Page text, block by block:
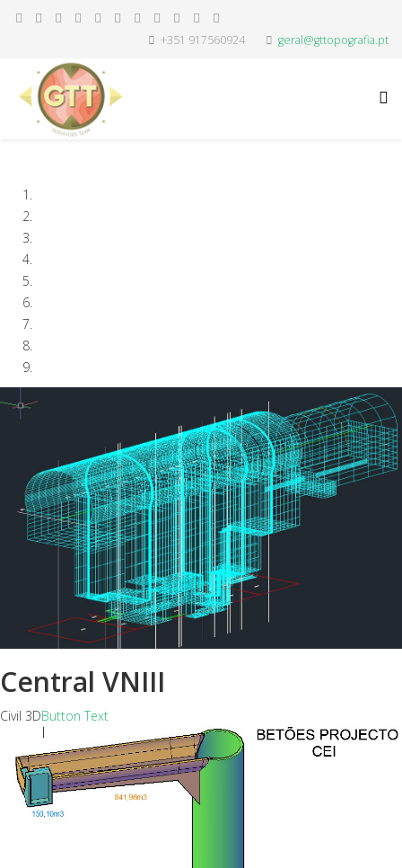
+351 917560924 geral@gttopografia.pt
Central VNIII
Civil 3DButton Text